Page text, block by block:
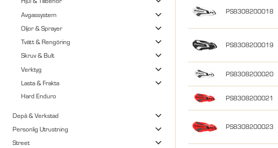
Avgassystem
Oljor & Sprayer
Tvätt & Rengöring
Skruv & Bult
Verktyg
Lasta & Frakta
Hard Enduro
Depå & Verkstad
Personlig Utrustning
Street
PS8308200018
PS8308200019
PS8308200020
PS8308200021
PS8308200023